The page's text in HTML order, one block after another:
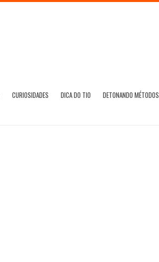
CURIOSIDADES DICA DO TIO DETONANDO MÉTODOS